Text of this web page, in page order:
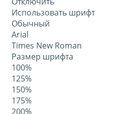
Использовать шрифт
Обычный
Arial
Times New Roman
Размер шрифта
100%
125%
150%
175%
200%